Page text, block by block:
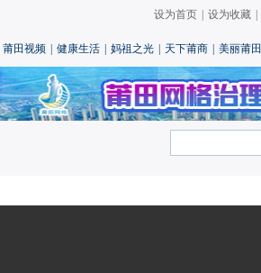
设为首页 设为收藏
莆田视频 健康生活 妈祖之光 天下莆商 美丽莆田